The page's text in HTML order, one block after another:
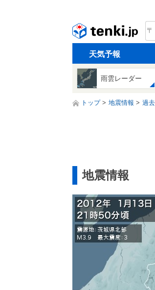
天気予報
雨雲レーダー
トップ 地震情報 過
地震情報